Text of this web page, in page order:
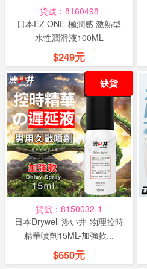
貨號：8160498
日本EZ ONE-極潤感 激熱型
水性潤滑液100ML
$249元
貨號：8150032-1
日本Drywell 涉い井-物理控時
精華噴劑15ML-加強款...
$650元
缺貨